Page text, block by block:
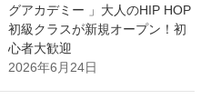
グアカデミー 」大人のHIP HOP
初級クラスが新規オープン！初
心者大歓迎
2026年6月24日